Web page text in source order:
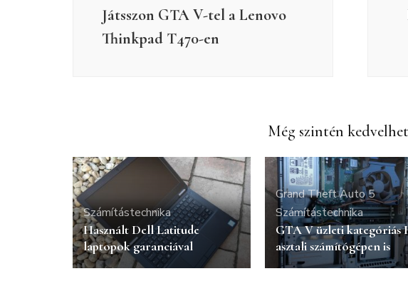
Játsszon GTA V-tel a Lenovo
Thinkpad T470-en
Még szintén
Számítástechnika
Használt Dell Latitude
laptopok garanciával
Grand Theft Auto 5
Számítástechnika
GTA V üzleti kategóriás
asztali számítógépen is